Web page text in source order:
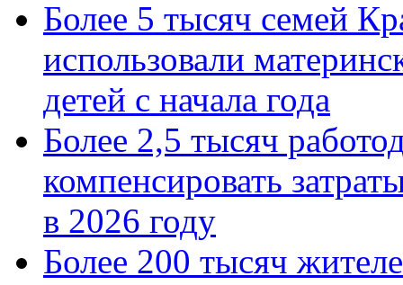
Более 5 тысяч семей
использовали
детей с начала года
Более 2,5 тысяч
компенсировать
в 2026 году
Более 200 тысяч